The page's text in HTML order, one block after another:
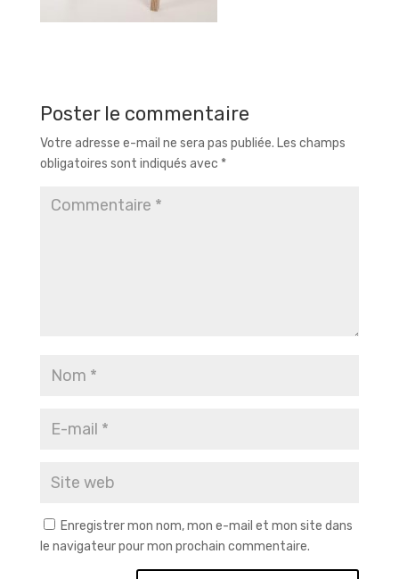
Poster le commentaire
Votre adresse e-mail ne sera pas publiée. Les champs
obligatoires sont indiqués avec *
Enregistrer mon nom, mon e-mail et mon site dans
le navigateur pour mon prochain commentaire.